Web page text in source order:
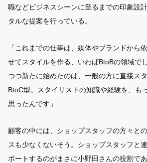
職などビジネスシーンに至るまでの印象設
タルな提案を行っている。
「これまでの仕事は、媒体やブランドから
せてスタイルを作る、いわばBtoBの領域で
つつ新たに始めたのは、一般の方に直接ス
BtoC型。スタイリストの知識や経験を、も
思ったんです」
顧客の中には、ショップスタッフの方々と
スも少なくないそう。ショップスタッフと
ポートするのがまさに小野田さんの役割で